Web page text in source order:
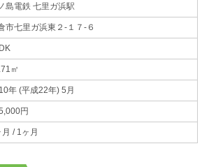
島電鉄 七里ガ浜駅
市七里ガ浜東２-１７-６
㎡
年 (平成22年) 5月
円
月 / 1ヶ月